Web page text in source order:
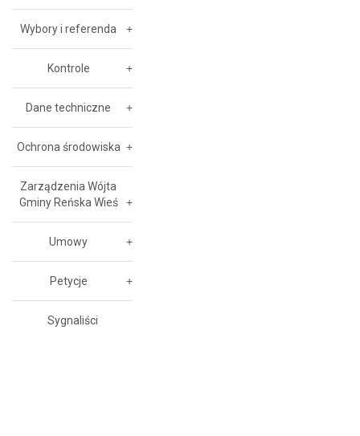
Wybory i referenda
Kontrole
Dane techniczne
Ochrona środowiska
Zarządzenia Wójta
Gminy Reńska Wieś
Umowy
Petycje
Sygnaliści